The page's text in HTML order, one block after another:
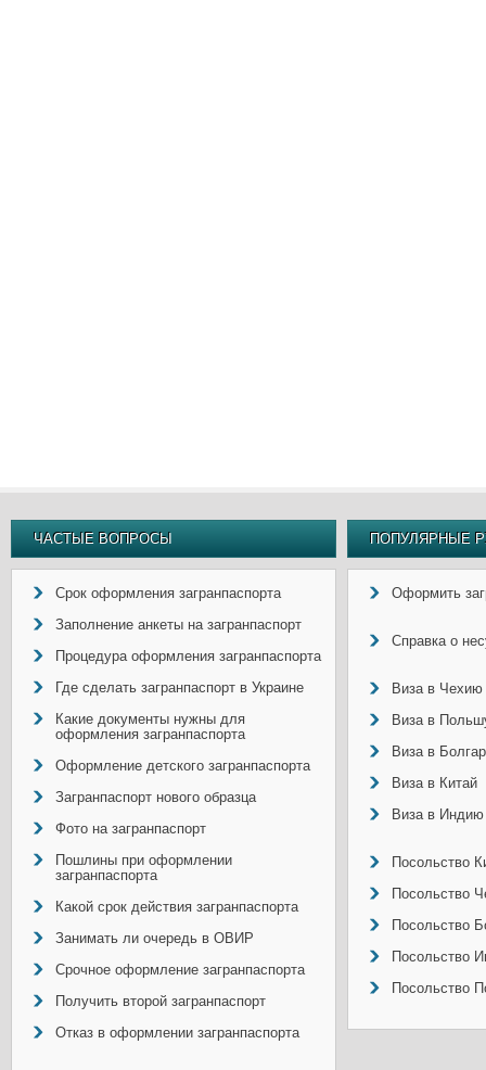
ЧАСТЫЕ ВОПРОСЫ
Срок оформления загранпаспорта
Заполнение анкеты на загранпаспорт
Процедура оформления загранпаспорта
Где сделать загранпаспорт в Украине
Какие документы нужны для
оформления загранпаспорта
Оформление детского загранпаспорта
Загранпаспорт нового образца
Фото на загранпаспорт
Пошлины при оформлении
загранпаспорта
Какой срок действия загранпаспорта
Занимать ли очередь в ОВИР
Срочное оформление загранпаспорта
Получить второй загранпаспорт
Отказ в оформлении загранпаспорта
ПОПУЛЯРНЫЕ
Оформить
Справка о
Виза в Чехию
Виза в
Виза в
Виза в Китай
Виза в Индию
Посольство
Посольство
Посольство
Посольство
Посольство